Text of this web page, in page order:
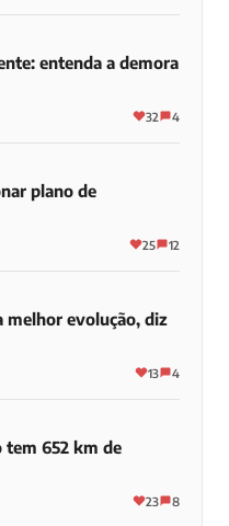
entenda a demora
32 4
plano de
25 12
melhor evolução, diz
13 4
tem 652 km de
23 8